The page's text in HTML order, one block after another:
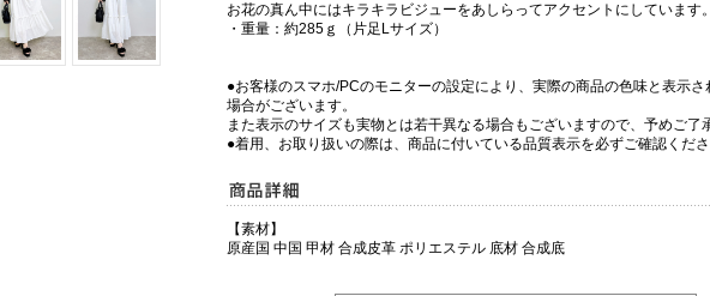
お花の真ん中にはキラキラビジューをあしらってアクセントにしています。
・重量：約285ｇ（片足Lサイズ）
●お客様のスマホ/PCのモニターの設定により、実際の商品の色味と表示
場合がございます。
また表示のサイズも実物とは若干異なる場合もございますので、予めご了
●着用、お取り扱いの際は、商品に付いている品質表示を必ずご確認くださ
【素材】
原産国 中国 甲材 合成皮革 ポリエステル 底材 合成底